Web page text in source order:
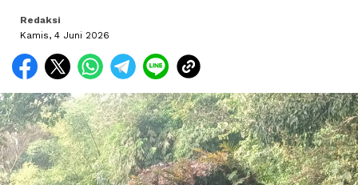
Redaksi
Kamis, 4 Juni 2026